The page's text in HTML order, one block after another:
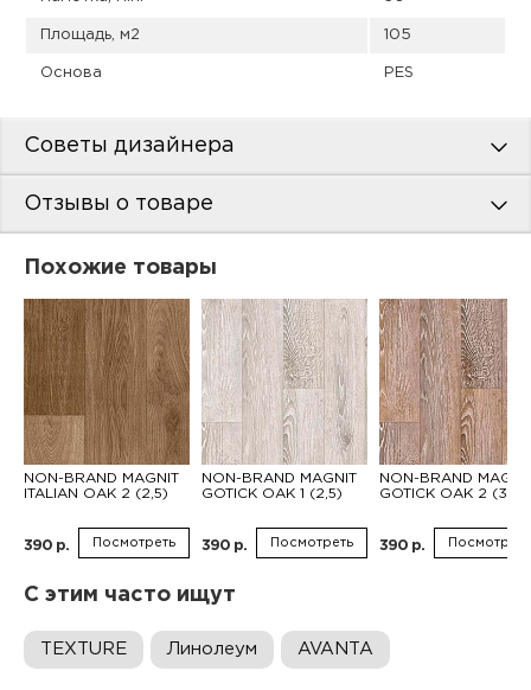
Площадь, м2 105
Основа PES
Советы дизайнера
Отзывы о товаре
Похожие товары
NON-BRAND MAGNIT
ITALIAN OAK 2 (2,5)
390 р. Посмотреть
NON-BRAND MAGNIT
GOTICK OAK 1 (2,5)
390 р. Посмотреть
NON-BRAND
GOTICK OAK 2 (3,5)
390 р. Посмотреть
С этим часто ищут
TEXTURE Линолеум AVANTA